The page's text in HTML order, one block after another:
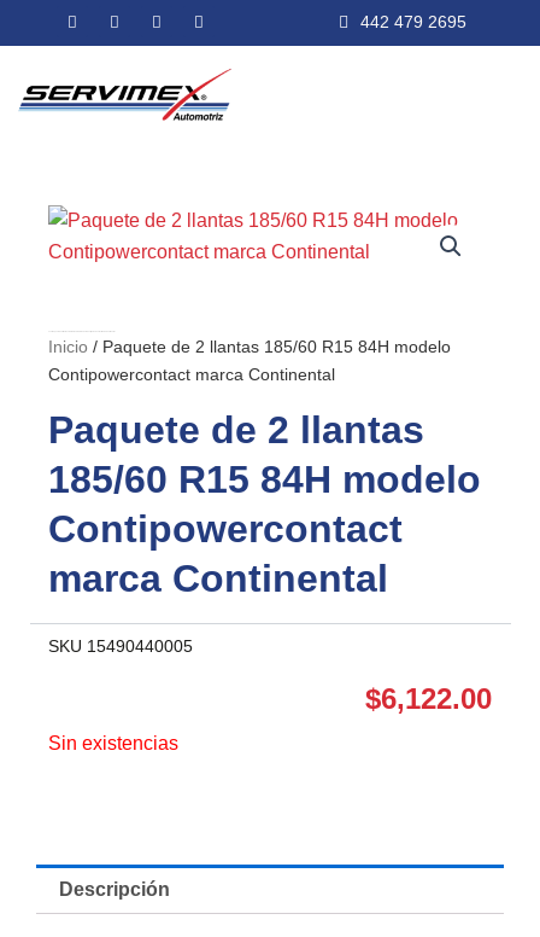
al
F
a
c
o
o
I
n
s
g
r
T
w
i
e
r
Y
o
u
b
e
442 479 2695
Inicio / Paquete de 2 llantas 185/60 R15 84H modelo
Contipowercontact marca Continental
Paquete de 2 llantas
185/60 R15 84H modelo
Contipowercontact
marca Continental
SKU 15490440005
$6,122.00
Sin existencias
Descripción